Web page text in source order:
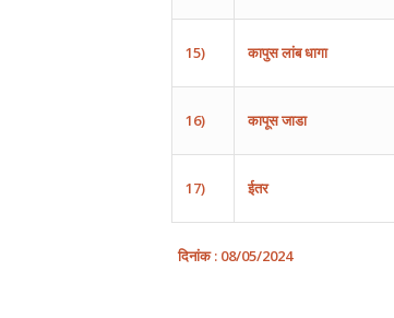
15) कापुसलांबधागा
16) कापूसजाडा
17) ईतर
दिनांक : 08/05/2024